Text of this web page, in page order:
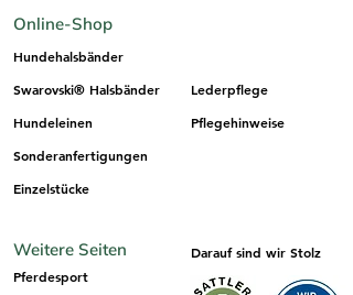
Online-Shop
Hundehalsbänder
Swarovski® Halsbänder
Hundeleinen
Lederpflege
Pflegehinweise
Sonderanfertigungen
Einzelstücke
Weitere Seiten
Pferdesport
Darauf sind wir Stolz